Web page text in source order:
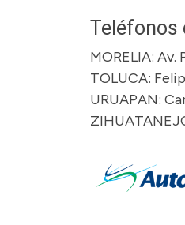
Teléfonos
MORELIA:
TOLUCA:
URUAPAN: